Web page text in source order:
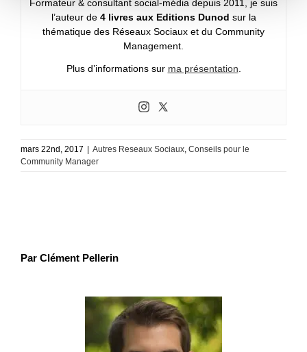
Formateur & consultant social-média depuis 2011, je suis
l’auteur de 4 livres aux Editions Dunod sur la
thématique des Réseaux Sociaux et du Community
Management.
Plus d’informations sur ma présentation
mars 22nd, 2017 Autres Reseaux Sociaux, Conseils pour le
Community Manager
Par Clément Pellerin